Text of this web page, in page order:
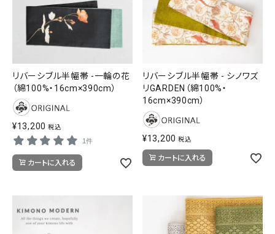
リバーシブル半幅帯 -一輪の花
（綿100%・16cm×390cm）
¥13,200 税込
1件
カートに入れる
リバーシブル半幅帯 - シノワズ
リGARDEN（綿100%・
16cm×390cm）
¥13,200 税込
カートに入れる